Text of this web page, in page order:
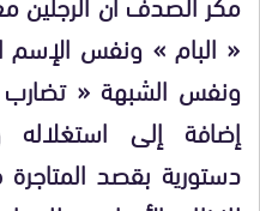
« البام » ونفس
ونفس الشبهة « تضارب
إضافة إلى
دستورية بقصد المتاجرة